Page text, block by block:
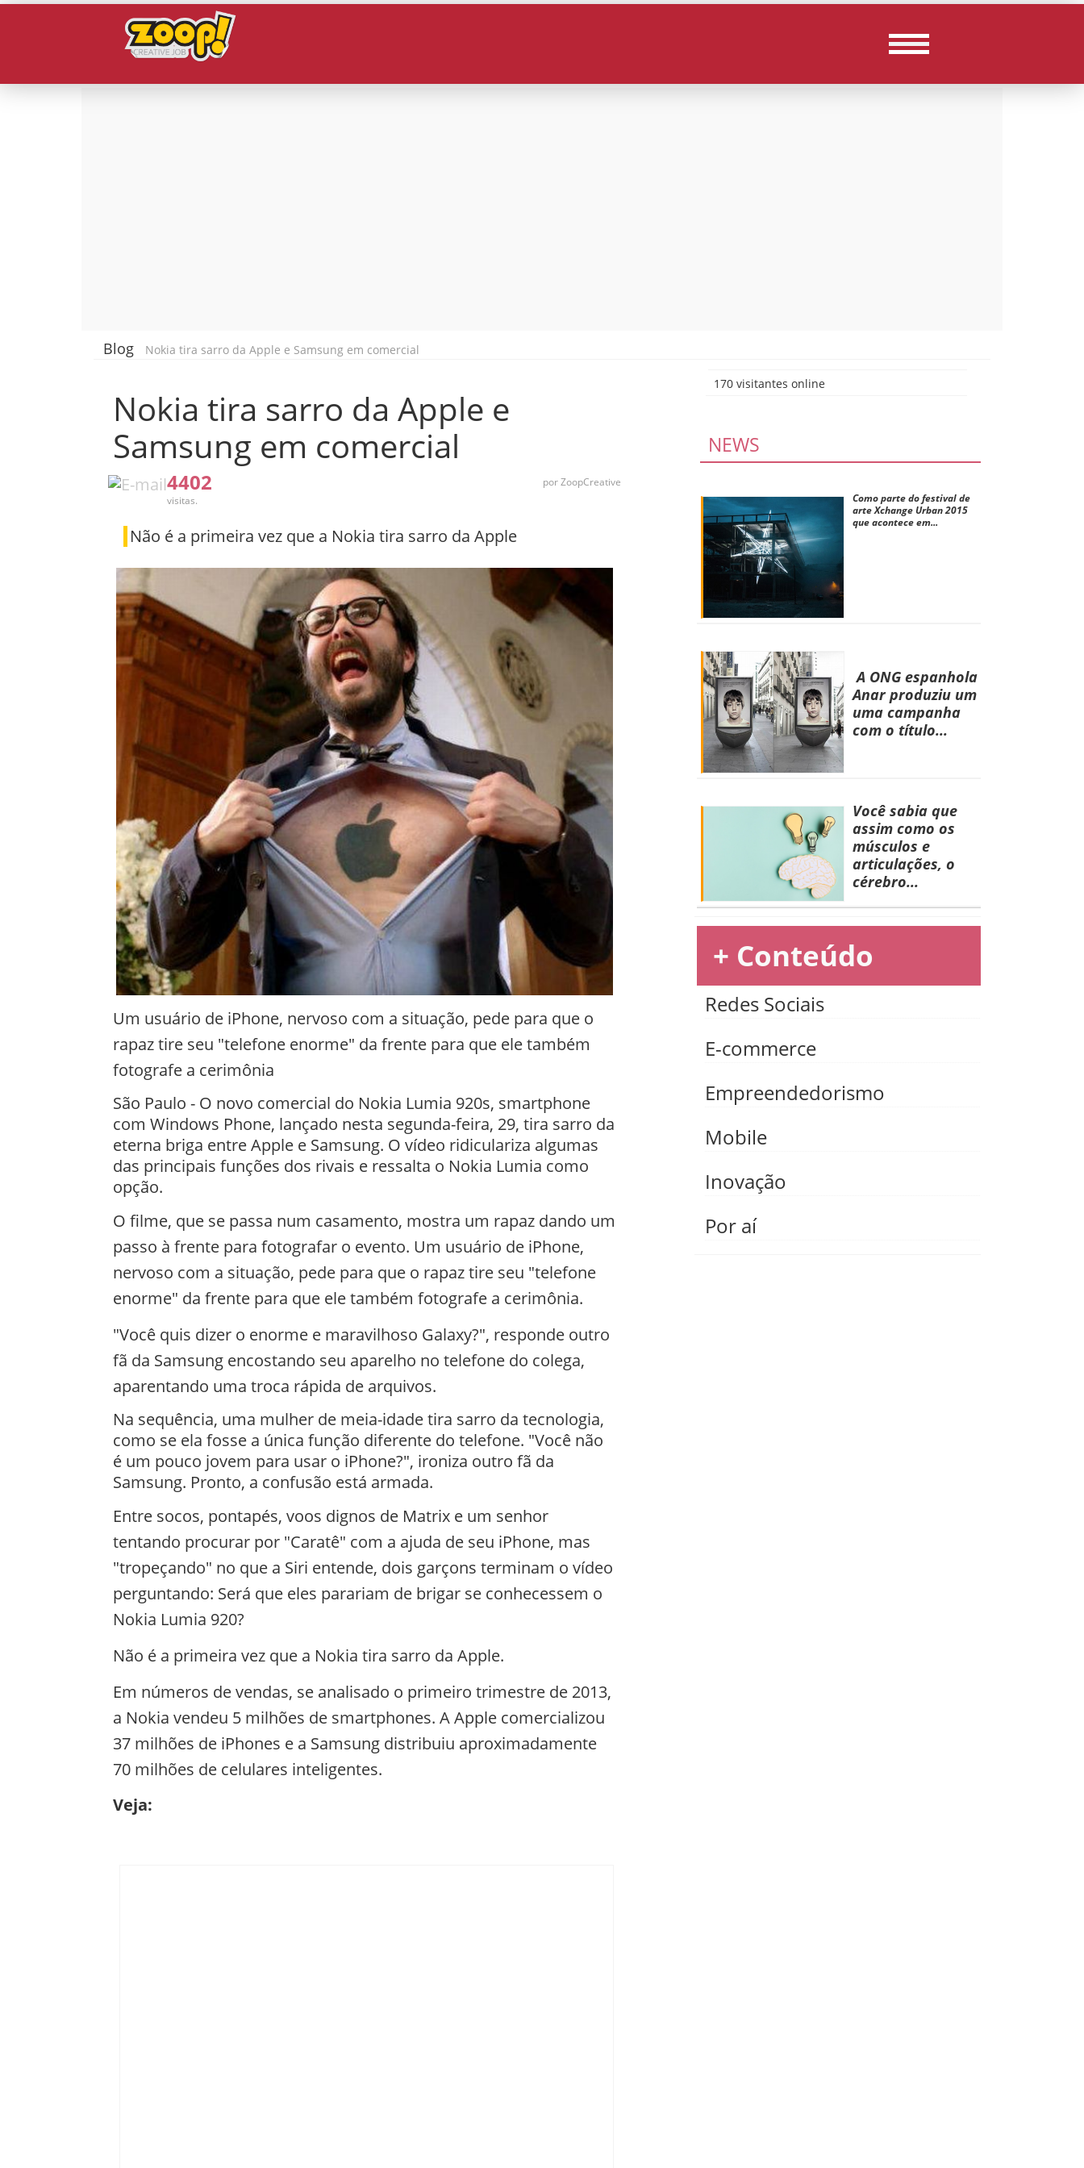
Blog Nokia tira sarro da Apple e Samsung em comercial
Nokia tira sarro da Apple e
Samsung em comercial
por ZoopCreative
4402
visitas.
Não é a primeira vez que a Nokia tira sarro da Apple
Um usuário de iPhone, nervoso com a situação, pede para que o
rapaz tire seu "telefone enorme" da frente para que ele também
fotografe a cerimônia
São Paulo - O novo comercial do Nokia Lumia 920s, smartphone
com Windows Phone, lançado nesta segunda-feira, 29, tira sarro da
eterna briga entre Apple e Samsung. O vídeo ridiculariza algumas
das principais funções dos rivais e ressalta o Nokia Lumia como
opção.
O filme, que se passa num casamento, mostra um rapaz dando um
passo à frente para fotografar o evento. Um usuário de iPhone,
nervoso com a situação, pede para que o rapaz tire seu "telefone
enorme" da frente para que ele também fotografe a cerimônia.
"Você quis dizer o enorme e maravilhoso Galaxy?", responde outro
fã da Samsung encostando seu aparelho no telefone do colega,
aparentando uma troca rápida de arquivos.
Na sequência, uma mulher de meia-idade tira sarro da tecnologia,
como se ela fosse a única função diferente do telefone. "Você não
é um pouco jovem para usar o iPhone?", ironiza outro fã da
Samsung. Pronto, a confusão está armada.
Entre socos, pontapés, voos dignos de Matrix e um senhor
tentando procurar por "Caratê" com a ajuda de seu iPhone, mas
"tropeçando" no que a Siri entende, dois garçons terminam o vídeo
perguntando: Será que eles parariam de brigar se conhecessem o
Nokia Lumia 920?
Não é a primeira vez que a Nokia tira sarro da Apple.
Em números de vendas, se analisado o primeiro trimestre de 2013,
a Nokia vendeu 5 milhões de smartphones. A Apple comercializou
37 milhões de iPhones e a Samsung distribuiu aproximadamente
70 milhões de celulares inteligentes.
Veja:
170 visitantes online
NEWS
Como parte do festival de
arte Xchange Urban 2015
que acontece em...
A ONG espanhola
Anar produziu um
uma campanha
com o título...
Você sabia que
assim como os
músculos e
articulações, o
cérebro...
+ Conteúdo
Redes Sociais
E-commerce
Empreendedorismo
Mobile
Inovação
Por aí